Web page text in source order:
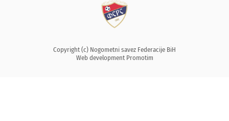
Copyright (c) Nogometni savez Federacije BiH
Web development Promotim